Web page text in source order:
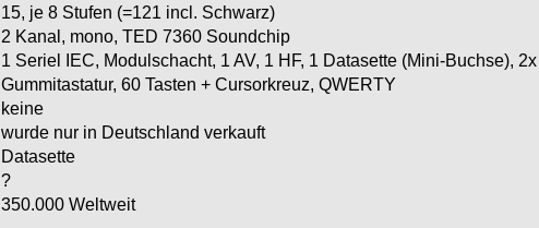
15, je 8 Stufen (=121 incl. Schwarz)
2 Kanal, mono, TED 7360 Soundchip
1 Seriel IEC, Modulschacht, 1 AV, 1 HF, 1 Datasette (Mini-Buchse),
Gummitastatur, 60 Tasten + Cursorkreuz, QWERTY
keine
wurde nur in Deutschland verkauft
Datasette
?
350.000 Weltweit